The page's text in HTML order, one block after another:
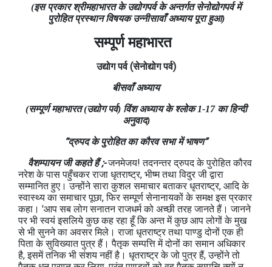
(इस प्रकार श्रीमहाभारत के उद्योगपर्व के अन्तर्गत सेनोद्योगपर्व में
पुरोहित प्रस्थान विषयक उन्नीसावाँ अध्याय पूरा हुआ)
सम्पूर्ण महाभारत
उद्योगपर्व(सेनोद्योग पर्व)
बीसवाँ अध्याय
(सम्पूर्ण महाभारत (उद्योग पर्व) विंश अध्याय के श्लोक 1-17 का हिन्दी
अनुवाद)
“द्रुपद के पुरोहित का कौरव सभा में भाषण”
वैशम्पायन जी कहते हैं ;-जनमेजय! तदनन्तर द्रुपद के पुरोहित कौरव
नरेश के पास पहुँचकर राजा धृतराष्ट्र, भीष्म तथा विदुर जी द्वारा
सम्मानित हुए। उन्होंने सारा कुशल समाचार बताकर धृतराष्ट्र, आदि के
स्वास्थ्य का समाचार पूछा, फिर सम्पूर्ण सेनानायकों के समक्ष इस प्रकार
कहा। 'आप सब लोग सनातन राजधर्म को अच्छी तरह जानते हैं। जानने
पर भी स्वयं इसलिये कुछ कह रहा हूँ कि अन्त में कुछ आप लोगों के मुख
से भी सुनने का अवसर मिले। राजा धृतराष्ट्र तथा पाण्डु दोनों एक ही
पिता के सुविख्यात पुत्र हैं। पैतृक सम्पत्ति में दोनों का समान अधिकार
है, इसमें तनिक भी संशय नहीं है। धृतराष्ट्र के जो पुत्र हैं, उन्होंने तो